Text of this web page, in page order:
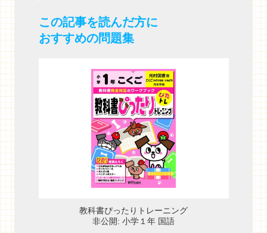
この記事を読んだ方に
おすすめの問題集
教科書ぴったりトレーニング
非公開: 小学１年 国語